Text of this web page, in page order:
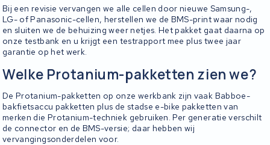
Bij een revisie vervangen we alle cellen door nieuwe Samsung-,
LG- of Panasonic-cellen, herstellen we de BMS-print waar nodig
en sluiten we de behuizing weer netjes. Het pakket gaat daarna op
onze testbank en u krijgt een testrapport mee plus twee jaar
garantie op het werk.
Welke Protanium-pakketten zien we?
De Protanium-pakketten op onze werkbank zijn vaak Babboe-
bakfietsaccu pakketten plus de stadse e-bike pakketten van
merken die Protanium-techniek gebruiken. Per generatie verschilt
de connector en de BMS-versie; daar hebben wij
vervangingsonderdelen voor.